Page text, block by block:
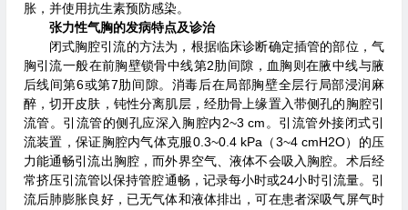
胀，并使用抗生素预防感染。
张力性气胸的发病特点及诊治
闭式胸腔引流的方法为，根据临床诊断确定插管的部位，气
胸引流一般在前胸壁锁骨中线第2肋间隙，血胸则在腋中线与腋
后线间第6或第7肋间隙。消毒后在局部胸壁全层行局部浸润麻
醉，切开皮肤，钝性分离肌层，经肋骨上缘置入带侧孔的胸腔引
流管。引流管的侧孔应深入胸腔内2~3 cm。引流管外接闭式引
流装置，保证胸腔内气体克服0.3~0.4 kPa（3~4 cmH2O）的压
力能通畅引流出胸腔，而外界空气、液体不会吸入胸腔。术后经
常挤压引流管以保持管腔通畅，记录每小时或24小时引流量。引
流后肺膨胀良好，已无气体和液体排出，可在患者深吸气屏气时